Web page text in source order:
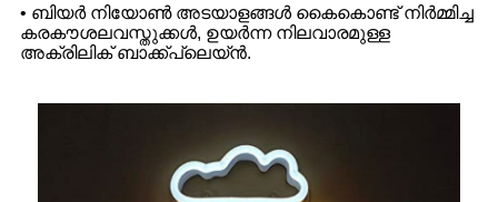
• ബിയർ നിയോൺ അടയാളങ്ങൾ കൈകൊണ്ട് നിർമ്മിച്ച
കരകൗശലവസ്തുക്കൾ, ഉയർന്ന നിലവാരമുള്ള
അക്രിലിക് ബാക്ക്പ്ലെയ്ൻ.